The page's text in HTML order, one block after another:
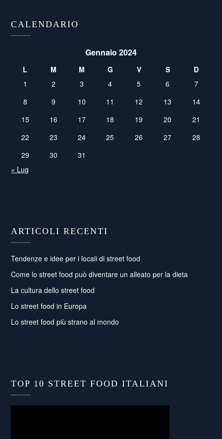
CALENDARIO
Gennaio 2024
L M M G V S
D
1
2 3 4 5 6
7
8
9 10 11 12 13
14
15
16 17 18 19 20
21
22
23 24 25 26 27
28
29
30
31
« Lug
ARTICOLI RECENTI
Tendenze e idee per i locali di street food
Come lo street food può diventare un alleato per la dieta
La cultura dello street food
Lo street food in Europa
Lo street food più strano al mondo
TOP 10 STREET FOOD ITALIANI